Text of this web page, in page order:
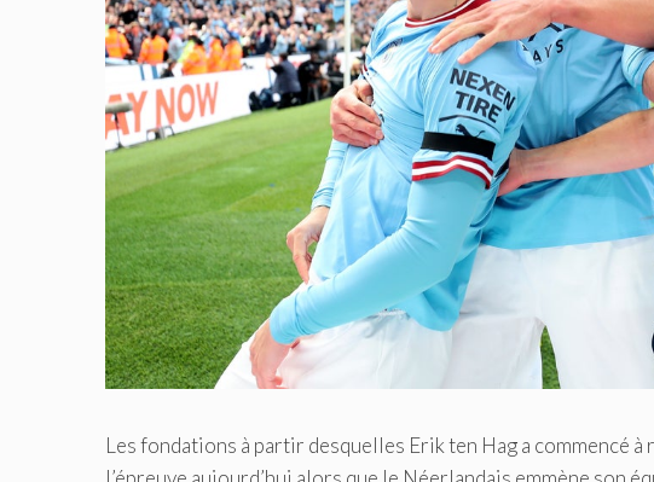
Les fondations à partir desquelles Erik ten Hag a commencé